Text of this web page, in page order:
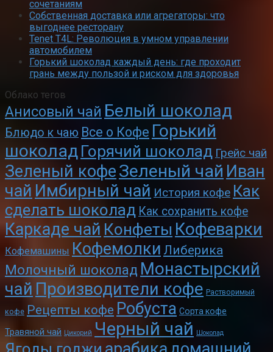
сочетаниям
Собственная доставка или агрегаторы: что
выгоднее ресторану
Tenet T4L: Революция в умном управлении
автомобилем
Горький шоколад каждый день: где проходит
грань между пользой и риском для здоровья
Облако тегов
Анисовый чай Белый шоколад
Блюдо к чаю Все о Кофе Горький
шоколад Горячий шоколад Грейс чай
Зеленый кофеЗеленый чай Иван
чай Имбирный чай История кофе Как
сделать шоколад Как сохранить кофе
Каркаде чай Конфеты Кофеварки
Кофемашины Кофемолки Либерика
Молочный шоколад Монастырский
чай Производители кофе Растворимый
кофе Рецепты кофе Робуста Сорта кофе
Травяной чай Цикорий Черный чай Шоколад